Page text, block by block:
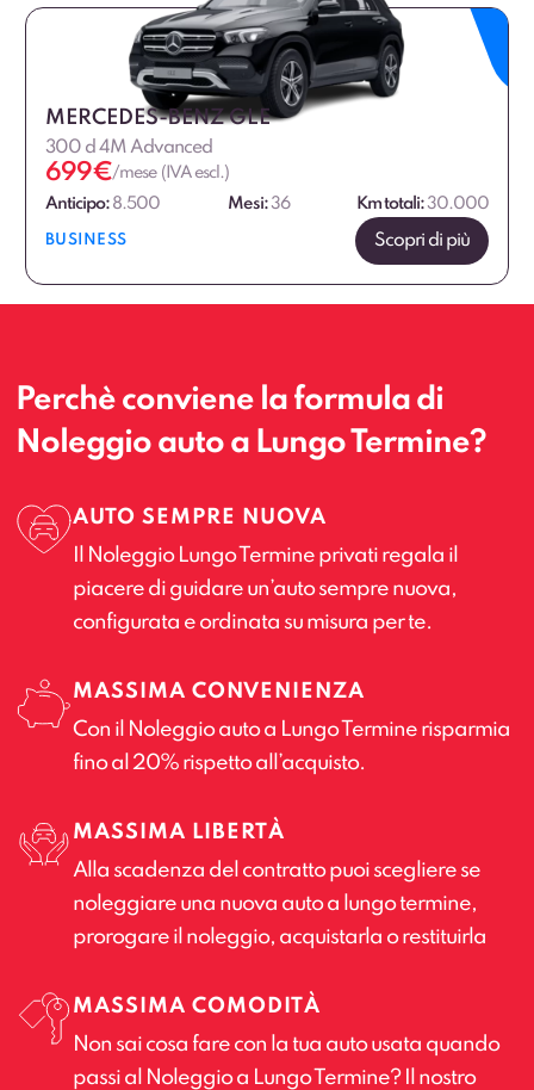
MERCEDES-BENZ GLE
300 d 4M Advanced
699€/mese (IVA escl.)
Anticipo:8.500 Mesi:36 Km totali:30.000
BUSINESS Scopri di più
Perchè conviene la formula di
Noleggio auto a Lungo Termine?
AUTO SEMPRE NUOVA
Il Noleggio Lungo Termine privati regala il
piacere di guidare un’auto sempre nuova,
configurata e ordinata su misura per te.
MASSIMA CONVENIENZA
Con il Noleggio auto a Lungo Termine risparmia
fino al 20% rispetto all’acquisto.
MASSIMA LIBERTÀ
Alla scadenza del contratto puoi scegliere se
noleggiare una nuova auto a lungo termine,
prorogare il noleggio, acquistarla o restituirla
MASSIMA COMODITÀ
Non sai cosa fare con la tua auto usata quando
passi al Noleggio a Lungo Termine? Il nostro